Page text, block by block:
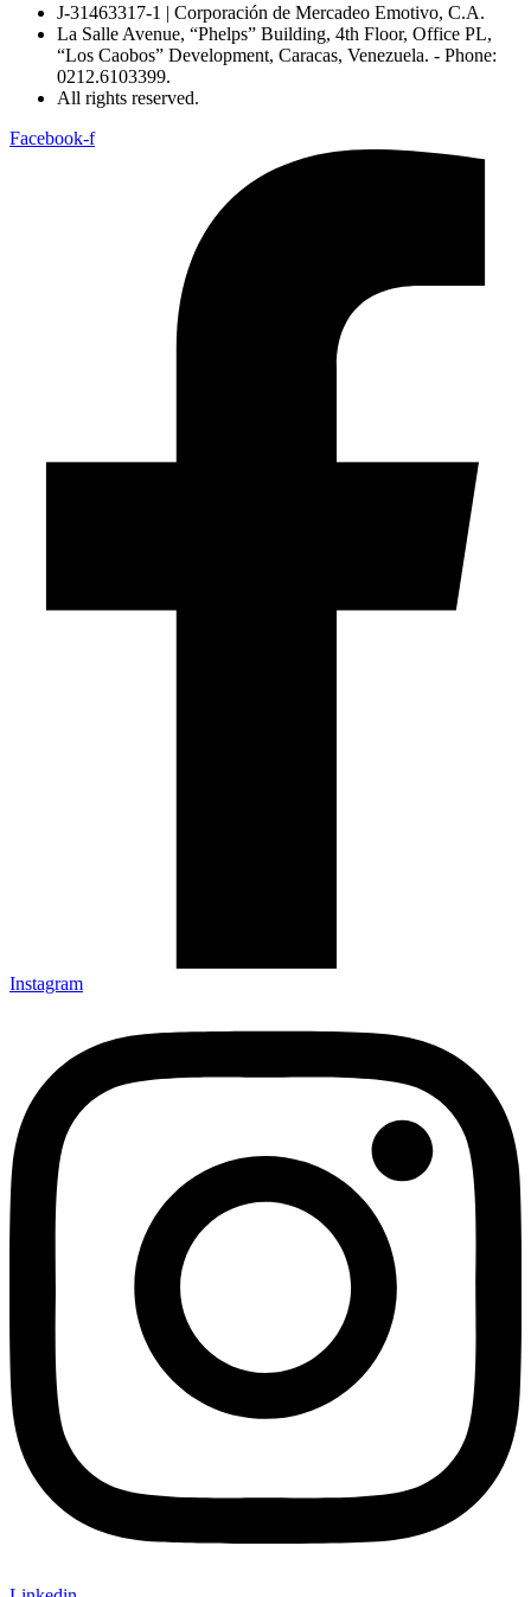
J-31463317-1 | Corporación de Mercadeo Emotivo, C.A.
La Salle Avenue, “Phelps” Building, 4th Floor, Office PL,
“Los Caobos” Development, Caracas, Venezuela. - Phone:
0212.6103399.
All rights reserved.
Facebook-f
Instagram